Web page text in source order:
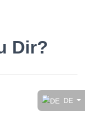
DE
der Dir
Dir?